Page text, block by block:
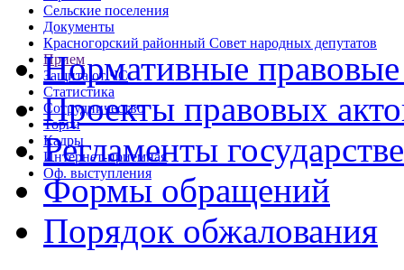
Сельские поселения
Документы
Красногорский районный Совет народных депутатов
Прием
Защита от ЧС
Статистика
Сотрудничество
Торги
Кадры
Интернет-приемная
Оф. выступления
Нормативные
Проекты правовых
Регламенты
Формы обращений
Порядок обжалования